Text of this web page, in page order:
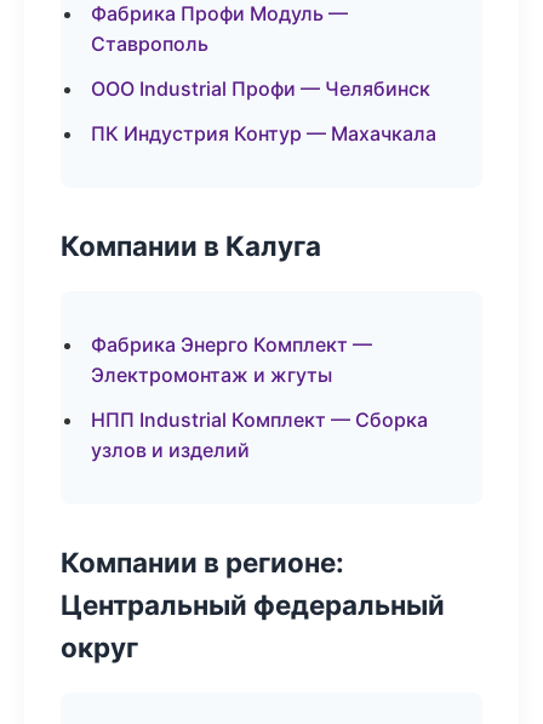
Фабрика Профи Модуль —
Ставрополь
ООО Industrial Профи — Челябинск
ПК Индустрия Контур — Махачкала
Компании в Калуга
Фабрика Энерго Комплект —
Электромонтаж и жгуты
НПП Industrial Комплект — Сборка
узлов и изделий
Компании в регионе:
Центральный федеральный
округ